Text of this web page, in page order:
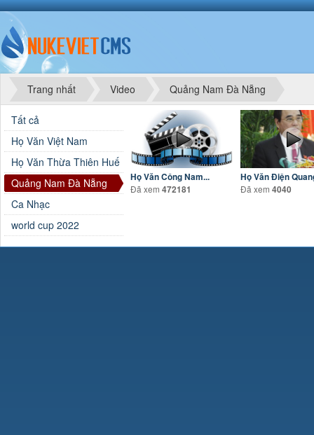
Trang nhất Video Quảng Nam Đà Nẵng
Tất cả
Họ Văn Việt Nam
Họ Văn Thừa Thiên Huế
Quảng Nam Đà Nẵng
Ca Nhạc
world cup 2022
Họ Văn Công Nam...
Đã xem 472181
Họ Văn Điện
Đã xem4040